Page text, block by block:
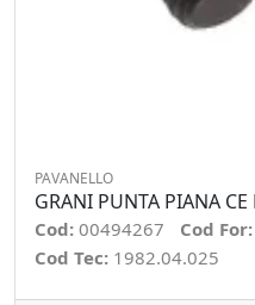
PAVANELLO
GRANI PUNTA PIANA
Cod: 00494267 Cod For:
Cod Tec: 1982.04.025